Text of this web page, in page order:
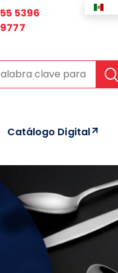
55 5396
9777
Catálogo Digital